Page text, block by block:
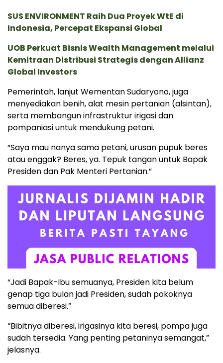
SUS ENVIRONMENT Raih Dua Proyek WtE di
Indonesia, Percepat Ekspansi Global
UOB Perkuat Bisnis Wealth Management melalui
Kemitraan Distribusi Strategis dengan Allianz
Global Investors
Pemerintah, lanjut Wementan Sudaryono, juga
menyediakan benih, alat mesin pertanian (alsintan),
serta membangun infrastruktur irigasi dan
pompaniasi untuk mendukung petani.
“Saya mau nanya sama petani, urusan pupuk beres
atau enggak? Beres, ya. Tepuk tangan untuk Bapak
Presiden dan Pak Menteri Pertanian.”
“Jadi Bapak-Ibu semuanya, Presiden kita belum
genap tiga bulan jadi Presiden, sudah pokoknya
semua diberesi.”
“Bibitnya diberesi, irigasinya kita beresi, pompa juga
sudah tersedia. Yang penting petaninya semangat,”
jelasnya.